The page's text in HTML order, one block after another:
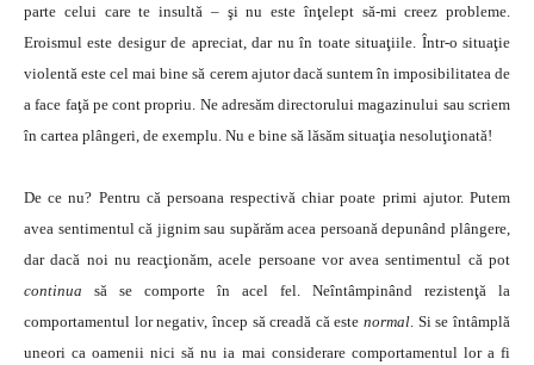
parte celui care te insultă – şi nu este înţelept să-mi creez probleme.
Eroismul este desigur de apreciat, dar nu în toate situaţiile. Într-o situaţie
violentă este cel mai bine să cerem ajutor dacă suntem în imposibilitatea de
a face faţă pe cont propriu. Ne adresăm directorului magazinului sau scriem
în cartea plângeri, de exemplu. Nu e bine să lăsăm situaţia nesoluţionată!
De ce nu? Pentru că persoana respectivă chiar poate primi ajutor. Putem
avea sentimentul că jignim sau supărăm acea persoană depunând plângere,
dar dacă noi nu reacţionăm, acele persoane vor avea sentimentul că pot
continua să se comporte în acel fel. Neîntâmpinând rezistenţă la
comportamentul lor negativ, încep să creadă că estenormal. Si se întâmplă
uneori ca oamenii nici să nu ia mai considerare comportamentul lor a fi